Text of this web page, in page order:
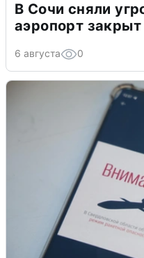
В Сочи сняли
аэропорт закрыт
6 августа 0